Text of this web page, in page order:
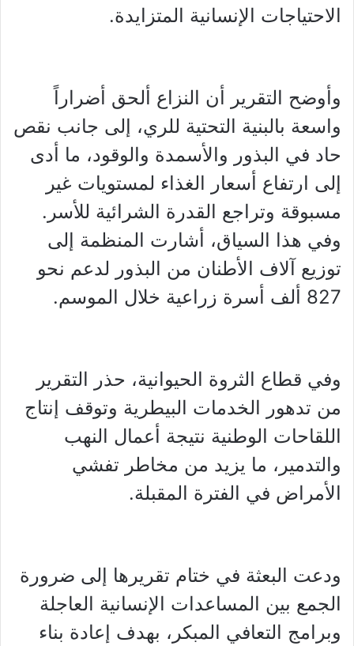
الاحتياجات الإنسانية المتزايدة.
وأوضح التقرير أن النزاع ألحق أضراراً
واسعة بالبنية التحتية للري، إلى جانب نقص
حاد في البذور والأسمدة والوقود، ما أدى
إلى ارتفاع أسعار الغذاء لمستويات غير
مسبوقة وتراجع القدرة الشرائية للأسر.
وفي هذا السياق، أشارت المنظمة إلى
توزيع آلاف الأطنان من البذور لدعم نحو
827 ألف أسرة زراعية خلال الموسم.
وفي قطاع الثروة الحيوانية، حذر التقرير
من تدهور الخدمات البيطرية وتوقف إنتاج
اللقاحات الوطنية نتيجة أعمال النهب
والتدمير، ما يزيد من مخاطر تفشي
الأمراض في الفترة المقبلة.
ودعت البعثة في ختام تقريرها إلى ضرورة
الجمع بين المساعدات الإنسانية العاجلة
وبرامج التعافي المبكر، بهدف إعادة بناء